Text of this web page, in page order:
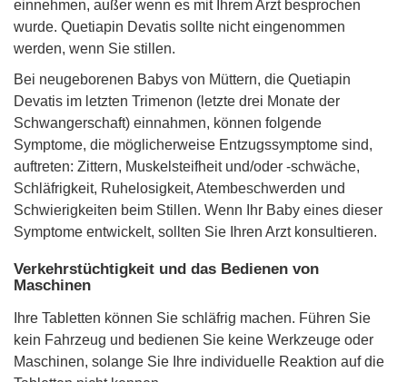
einnehmen, außer wenn es mit Ihrem Arzt besprochen
wurde. Quetiapin Devatis sollte nicht eingenommen
werden, wenn Sie stillen.
Bei neugeborenen Babys von Müttern, die Quetiapin
Devatis im letzten Trimenon (letzte drei Monate der
Schwangerschaft) einnahmen, können folgende
Symptome, die möglicherweise Entzugssymptome sind,
auftreten: Zittern, Muskelsteifheit und/oder -schwäche,
Schläfrigkeit, Ruhelosigkeit, Atembeschwerden und
Schwierigkeiten beim Stillen. Wenn Ihr Baby eines dieser
Symptome entwickelt, sollten Sie Ihren Arzt konsultieren.
Verkehrstüchtigkeit und das Bedienen von
Maschinen
Ihre Tabletten können Sie schläfrig machen. Führen Sie
kein Fahrzeug und bedienen Sie keine Werkzeuge oder
Maschinen, solange Sie Ihre individuelle Reaktion auf die